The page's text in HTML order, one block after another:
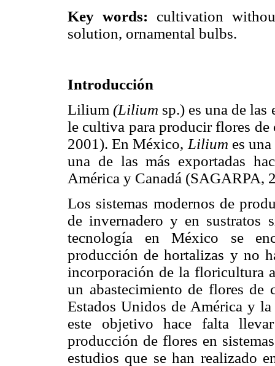
Key words: cultivation
solution, ornamental bulbs.
Introducción
Lilium(Lilium sp.) es una de las
le cultiva para producir flores de
2001). En México, Lilium es
una de las más exportadas
América y Canadá (SAGARPA,
Los sistemas modernos de
de invernadero y en sustratos
tecnología en México se
producción de hortalizas y no
incorporación de la floricultura
un abastecimiento de flores de
Estados Unidos de América y
este objetivo hace falta
producción de flores en
estudios que se han realizado